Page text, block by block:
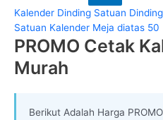
Kalender Dinding Satuan
Satuan Kalender Meja diatas 50
PROMO Cetak
Murah
Berikut Adalah Harga